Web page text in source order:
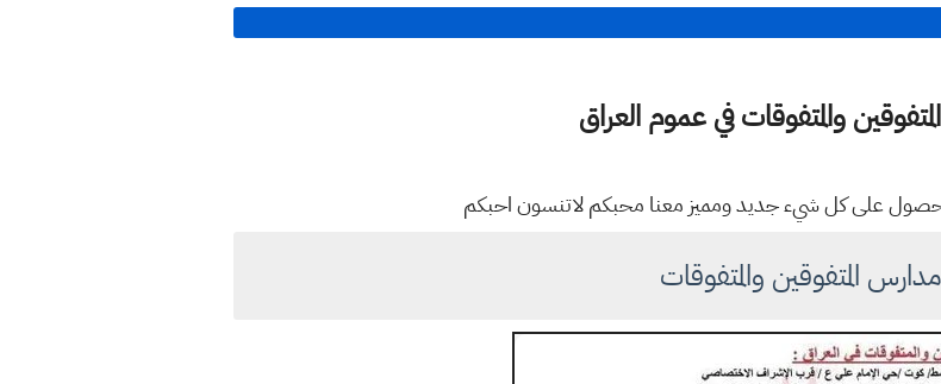
والمتفوقات في عموم العراق
للحصول على كل شيء جديد ومميز معنا محبكم لاتنسون احبكم
مدارس المتفوقين والمتفوقات